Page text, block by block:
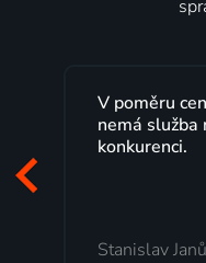
V poměru
nemá služba
konkurenci.
Stanislav Janů